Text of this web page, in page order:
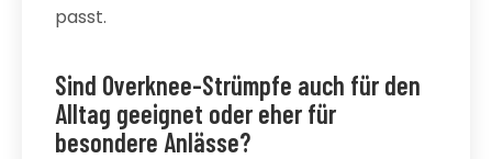
passt.
Sind Overknee-Strümpfe auch für den
Alltag geeignet oder eher für
besondere Anlässe?